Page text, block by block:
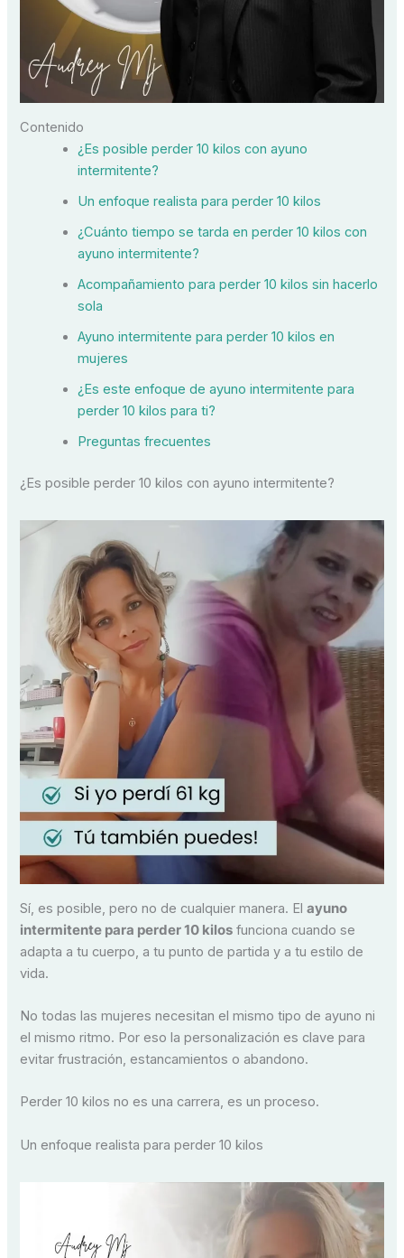
Contenido
¿Es posible perder 10 kilos con ayuno
intermitente?
Un enfoque realista para perder 10 kilos
¿Cuánto tiempo se tarda en perder 10 kilos con
ayuno intermitente?
Acompañamiento para perder 10 kilos sin hacerlo
sola
Ayuno intermitente para perder 10 kilos en
mujeres
¿Es este enfoque de ayuno intermitente para
perder 10 kilos para ti?
Preguntas frecuentes
¿Es posible perder 10 kilos con ayuno intermitente?
Sí, es posible, pero no de cualquier manera. Elayuno
intermitente para perder 10 kilos funciona cuando se
adapta a tu cuerpo, a tu punto de partida y a tu estilo de
vida.
No todas las mujeres necesitan el mismo tipo de ayuno ni
el mismo ritmo. Por eso la personalización es clave para
evitar frustración, estancamientos o abandono.
Perder 10 kilos no es una carrera, es un proceso.
Un enfoque realista para perder 10 kilos